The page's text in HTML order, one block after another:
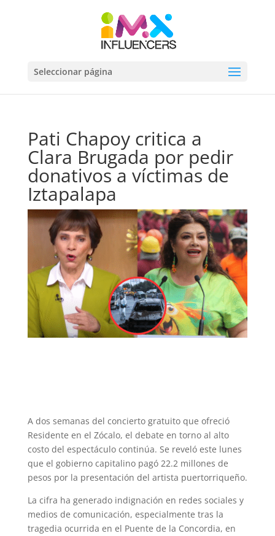
Seleccionar página
Pati Chapoy critica a
Clara Brugada por pedir
donativos a víctimas de
Iztapalapa
A dos semanas del concierto gratuito que ofreció
Residente en el Zócalo, el debate en torno al alto
costo del espectáculo continúa. Se reveló este lunes
que el gobierno capitalino pagó 22.2 millones de
pesos por la presentación del artista puertorriqueño.
La cifra ha generado indignación en redes sociales y
medios de comunicación, especialmente tras la
tragedia ocurrida en el Puente de la Concordia, en